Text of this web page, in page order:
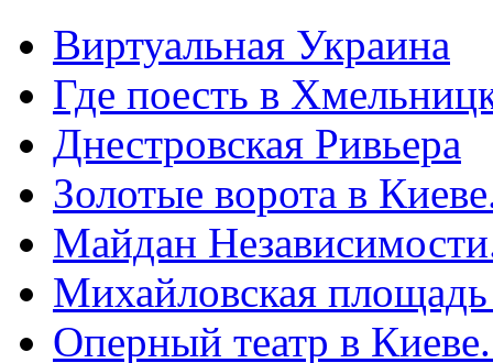
Виртуальная Украина
Где поесть в
Днестровская Ривьера
Золотые ворота в
Майдан
Михайловская
Оперный театр в